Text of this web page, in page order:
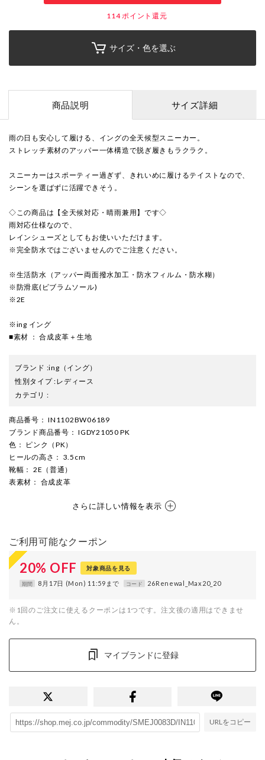
114ポイント還元
サイズ・色を選ぶ
商品説明 サイズ詳細
雨の日も安心して履ける、イングの全天候型スニーカー。
ストレッチ素材のアッパー一体構造で脱ぎ履きもラクラク。
スニーカーはスポーティー過ぎず、きれいめに履けるテイストなので、
シーンを選ばずに活躍できそう。
◇この商品は【全天候対応・晴雨兼用】です◇
雨対応仕様なので、
レインシューズとしてもお使いいただけます。
※完全防水ではございませんのでご注意ください。
※生活防水（アッパー両面撥水加工・防水フィルム・防水糊）
※防滑底(ビブラムソール)
※2E
※ing イング
■素材 ： 合成皮革＋生地
ブランド :ing （イング）
性別タイプ:レディース
カテゴリ :
商品番号 ： IN1102BW06189
ブランド商品番号 ： IGDY21050 PK
色 ： ピンク（PK）
ヒールの高さ ： 3.5cm
靴幅 ： 2E（普通）
表素材 ： 合成皮革
さらに詳しい情報を表示
ご利用可能なクーポン
20% OFF 対象商品を見る
期間 8月17日 (Mon) 11:59まで コード 26Renewal_Max20_20
※1回のご注文に使えるクーポンは1つです。注文後の適用はできませ
ん。
マイブランドに登録
URLをコピー